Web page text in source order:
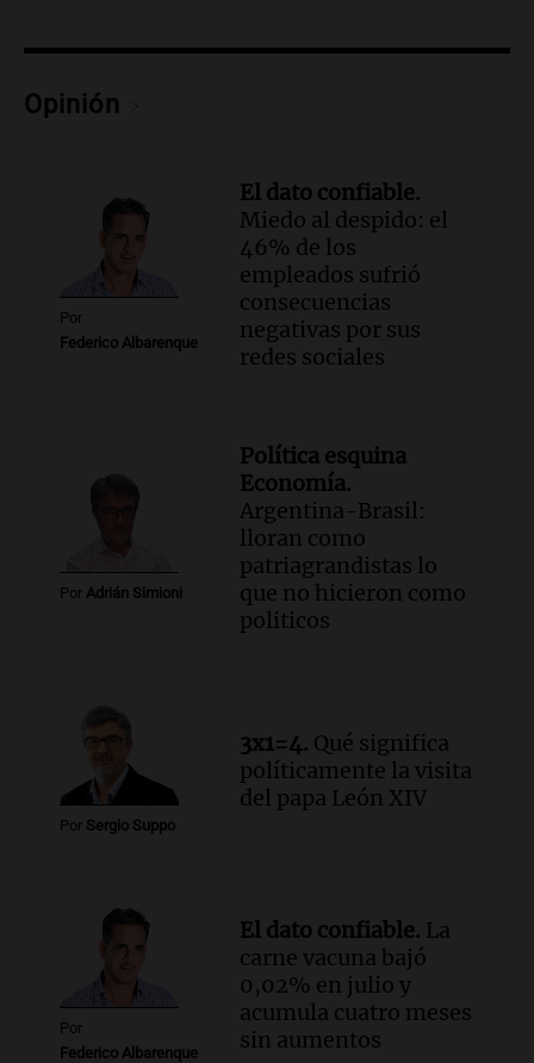
cielo con las manos"
Episodios
emocionan a todos
Noticias
Episodios
Audio.“Hicieron feliz a una palomita”:
la emotiva entrega del violín a la hija del
histórico limpiavidrios
criaderos: "La superpoblación de perros
y gatos es gravísima"
Noticias Rosario
Audio.Miedo al despido: el 46% de los
empleados sufrió consecuencias
negativas por sus redes sociales
Opinión
Por
Federico Albarenque
El dato confiable.
Miedo al despido: el
46% de los
empleados sufrió
consecuencias
negativas por sus
redes sociales
Por Adrián Simioni
Política esquina
Economía.
Argentina-Brasil:
lloran como
patriagrandistas lo
que no hicieron como
politicos
Por Sergio Suppo
3x1=4. Qué significa
políticamente la visita
del papa León XIV
Por
Federico Albarenque
El dato confiable. La
carne vacuna bajó
0,02% en julio y
acumula cuatro meses
sin aumentos